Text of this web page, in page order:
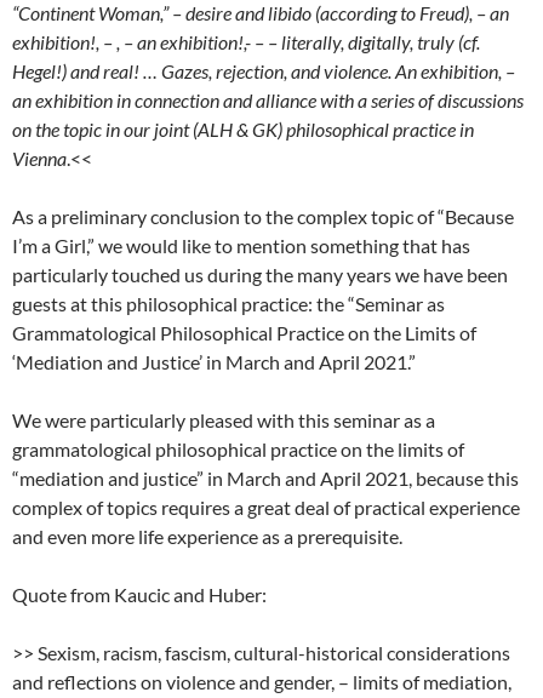
“Continent Woman,” – desire and libido (according to Freud), – an
exhibition!, – , – an exhibition!,- – – literally, digitally, truly (cf.
Hegel!) and real! … Gazes, rejection, and violence. An exhibition, –
an exhibition in connection and alliance with a series of discussions
on the topic in our joint (ALH & GK) philosophical practice in
Vienna.<<
As a preliminary conclusion to the complex topic of “Because
I’m a Girl,” we would like to mention something that has
particularly touched us during the many years we have been
guests at this philosophical practice: the “Seminar as
Grammatological Philosophical Practice on the Limits of
‘Mediation and Justice’ in March and April 2021.”
We were particularly pleased with this seminar as a
grammatological philosophical practice on the limits of
“mediation and justice” in March and April 2021, because this
complex of topics requires a great deal of practical experience
and even more life experience as a prerequisite.
Quote from Kaucic and Huber:
>> Sexism, racism, fascism, cultural-historical considerations
and reflections on violence and gender, – limits of mediation,